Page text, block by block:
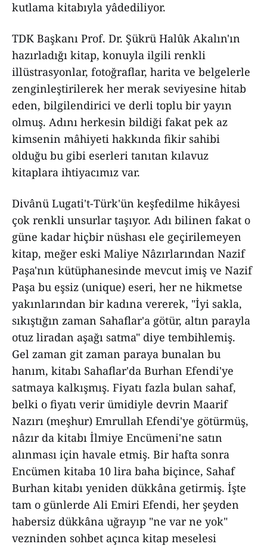
kutlama kitabıyla yâdediliyor.
TDK Başkanı Prof. Dr. Şükrü Halûk Akalın'ın
hazırladığı kitap, konuyla ilgili renkli
illüstrasyonlar, fotoğraflar, harita ve belgelerle
zenginleştirilerek her merak seviyesine hitab
eden, bilgilendirici ve derli toplu bir yayın
olmuş. Adını herkesin bildiği fakat pek az
kimsenin mâhiyeti hakkında fikir sahibi
olduğu bu gibi eserleri tanıtan kılavuz
kitaplara ihtiyacımız var.
Divânü Lugati't-Türk'ün keşfedilme hikâyesi
çok renkli unsurlar taşıyor. Adı bilinen fakat o
güne kadar hiçbir nüshası ele geçirilemeyen
kitap, meğer eski Maliye Nâzırlarından Nazif
Paşa'nın kütüphanesinde mevcut imiş ve Nazif
Paşa bu eşsiz (unique) eseri, her ne hikmetse
yakınlarından bir kadına vererek, "İyi sakla,
sıkıştığın zaman Sahaflar'a götür, altın parayla
otuz liradan aşağı satma" diye tembihlemiş.
Gel zaman git zaman paraya bunalan bu
hanım, kitabı Sahaflar'da Burhan Efendi'ye
satmaya kalkışmış. Fiyatı fazla bulan sahaf,
belki o fiyatı verir ümidiyle devrin Maarif
Nazırı (meşhur) Emrullah Efendi'ye götürmüş,
nâzır da kitabı İlmiye Encümeni'ne satın
alınması için havale etmiş. Bir hafta sonra
Encümen kitaba 10 lira baha biçince, Sahaf
Burhan kitabı yeniden dükkâna getirmiş. İşte
tam o günlerde Ali Emiri Efendi, her şeyden
habersiz dükkâna uğrayıp "ne var ne yok"
vezninden sohbet açınca kitap meselesi